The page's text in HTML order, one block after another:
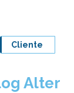
Cliente
Alter